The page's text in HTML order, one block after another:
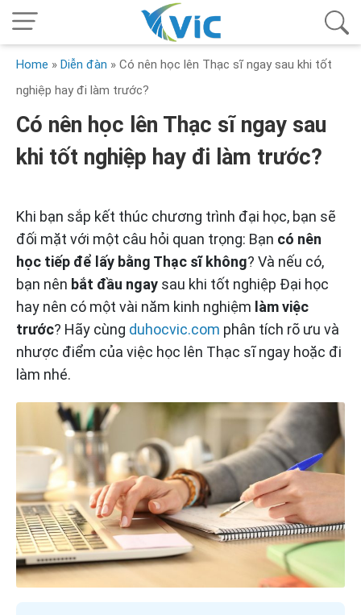
Home » Diễn đàn » Có nên học lên Thạc sĩ ngay sau khi tốt
nghiệp hay đi làm trước?
Có nên học lên Thạc sĩ ngay sau
khi tốt nghiệp hay đi làm trước?
Khi bạn sắp kết thúc chương trình đại học, bạn sẽ
đối mặt với một câu hỏi quan trọng: Bạn có nên
học tiếp để lấy bằng Thạc sĩ không? Và nếu có,
bạn nên bắt đầu ngay sau khi tốt nghiệp Đại học
hay nên có một vài năm kinh nghiệm làm việc
trước? Hãy cùng duhocvic.com phân tích rõ ưu và
nhược điểm của việc học lên Thạc sĩ ngay hoặc đi
làm nhé.